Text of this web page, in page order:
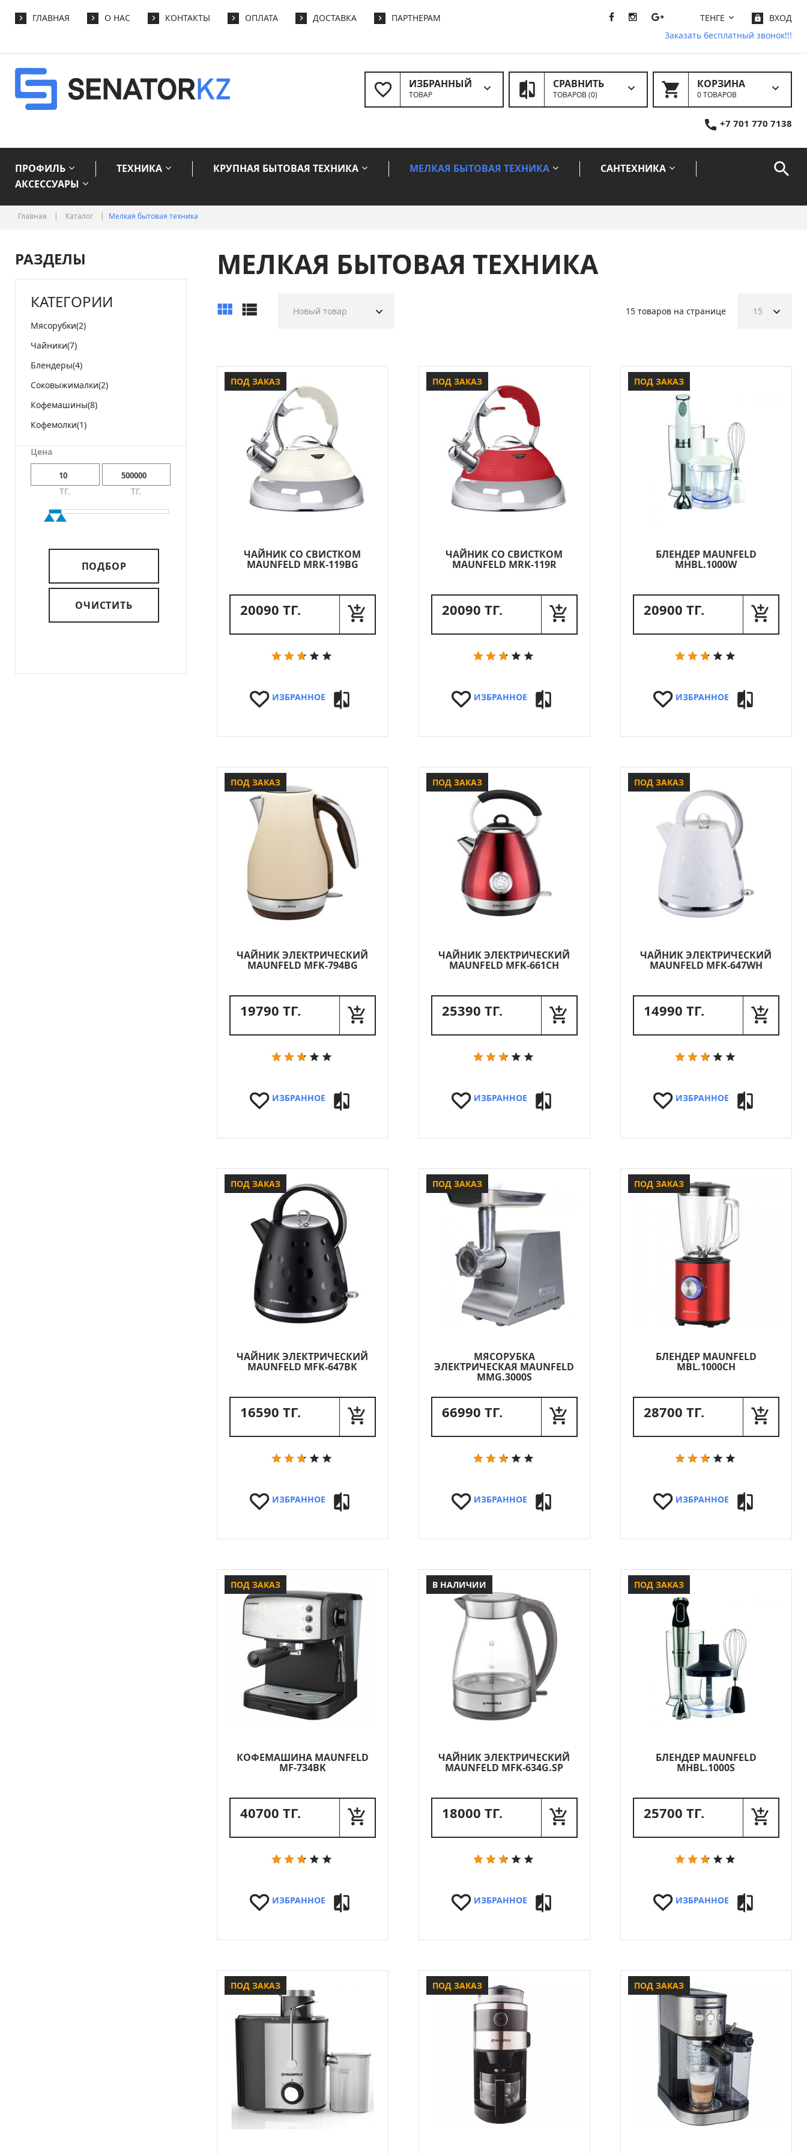
ГЛАВНАЯ О НАС КОНТАКТЫ ОПЛАТА ДОСТАВКА ПАРТНЕРАМ ВХОД
ТЕНГЕ
Заказать бесплатный звонок!!!
КОРЗИНА
0 ТОВАРОВ
СРАВНИТЬ
ТОВАРОВ (0)
ИЗБРАННЫЙ
ТОВАР
+7 701 770 7138
ПРОФИЛЬ ТЕХНИКА КРУПНАЯ БЫТОВАЯ ТЕХНИКА МЕЛКАЯ БЫТОВАЯ ТЕХНИКА
САНТЕХНИКА
АКСЕССУАРЫ
Главная | Каталог | Мелкая бытовая техника
МЕЛКАЯ БЫТОВАЯ ТЕХНИКА
Новый товар 15 товаров на странице 15
ЧАЙНИК СО СВИСТКОМ
MAUNFELD MRK-119BG
20090 ТГ.
ИЗБРАННОЕ
ПОД ЗАКАЗ
ЧАЙНИК СО СВИСТКОМ
MAUNFELD MRK-119R
20090 ТГ.
ИЗБРАННОЕ
ПОД ЗАКАЗ
БЛЕНДЕР MAUNFELD
MHBL.1000W
20900 ТГ.
ИЗБРАННОЕ
ПОД ЗАКАЗ
ЧАЙНИК ЭЛЕКТРИЧЕСКИЙ
MAUNFELD MFK-794BG
19790 ТГ.
ИЗБРАННОЕ
ПОД ЗАКАЗ
ЧАЙНИК ЭЛЕКТРИЧЕСКИЙ
MAUNFELD MFK-661CH
25390 ТГ.
ИЗБРАННОЕ
ПОД ЗАКАЗ
ЧАЙНИК ЭЛЕКТРИЧЕСКИЙ
MAUNFELD MFK-647WH
14990 ТГ.
ИЗБРАННОЕ
ПОД ЗАКАЗ
ЧАЙНИК ЭЛЕКТРИЧЕСКИЙ
MAUNFELD MFK-647BK
16590 ТГ.
ИЗБРАННОЕ
ПОД ЗАКАЗ
МЯСОРУБКА
ЭЛЕКТРИЧЕСКАЯ MAUNFELD
MMG.3000S
66990 ТГ.
ИЗБРАННОЕ
ПОД ЗАКАЗ
БЛЕНДЕР MAUNFELD
MBL.1000CH
28700 ТГ.
ИЗБРАННОЕ
ПОД ЗАКАЗ
КОФЕМАШИНА MAUNFELD
MF-734BK
40700 ТГ.
ИЗБРАННОЕ
ПОД ЗАКАЗ
ЧАЙНИК ЭЛЕКТРИЧЕСКИЙ
MAUNFELD MFK-634G.SP
18000 ТГ.
ИЗБРАННОЕ
В НАЛИЧИИ
БЛЕНДЕР MAUNFELD
MHBL.1000S
25700 ТГ.
ИЗБРАННОЕ
ПОД ЗАКАЗ
ПОД ЗАКАЗ ПОД ЗАКАЗ ПОД ЗАКАЗ
РАЗДЕЛЫ
КАТЕГОРИИ
Мясорубки(2)
Чайники(7)
Блендеры(4)
Соковыжималки(2)
Кофемашины(8)
Кофемолки(1)
Цена
ТГ. ТГ.
ПОДБОР
ОЧИСТИТЬ